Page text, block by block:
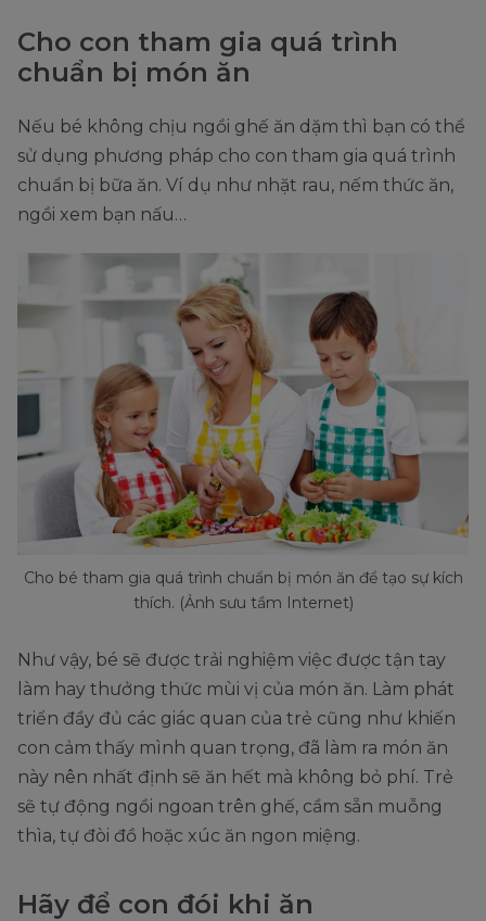
Cho con tham gia quá trình
chuẩn bị món ăn
Nếu bé không chịu ngồi ghế ăn dặm thì bạn có thể
sử dụng phương pháp cho con tham gia quá trình
chuẩn bị bữa ăn. Ví dụ như nhặt rau, nếm thức ăn,
ngồi xem bạn nấu…
Cho bé tham gia quá trình chuẩn bị món ăn để tạo sự kích
thích. (Ảnh sưu tầm Internet)
Như vậy, bé sẽ được trải nghiệm việc được tận tay
làm hay thưởng thức mùi vị của món ăn. Làm phát
triển đầy đủ các giác quan của trẻ cũng như khiến
con cảm thấy mình quan trọng, đã làm ra món ăn
này nên nhất định sẽ ăn hết mà không bỏ phí. Trẻ
sẽ tự động ngồi ngoan trên ghế, cầm sẵn muỗng
thìa, tự đòi đồ hoặc xúc ăn ngon miệng.
Hãy để con đói khi ăn